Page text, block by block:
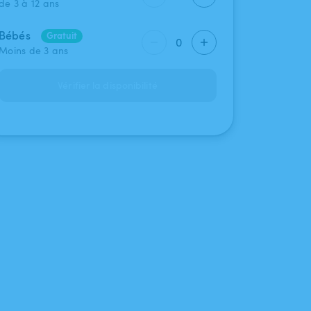
de 3 à 12 ans
Bébés
Gratuit
Moins de 3 ans
0